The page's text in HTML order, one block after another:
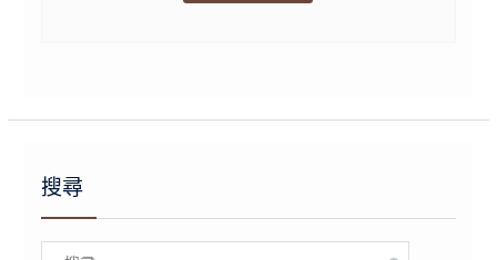
搜尋
Search